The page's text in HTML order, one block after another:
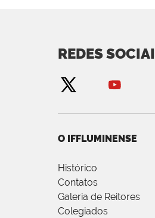
REDES
O IFFLUMINENSE
Histórico
Contatos
Galeria de Reitores
Colegiados